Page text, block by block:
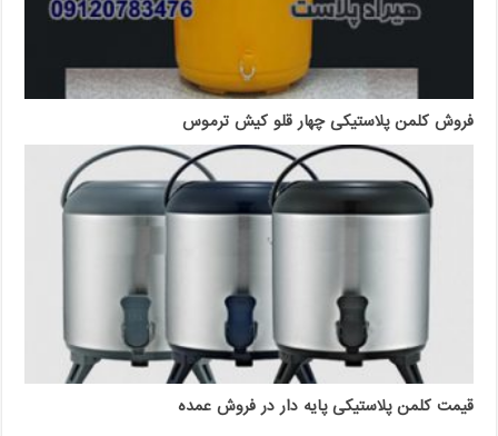
فروش کلمن پلاستیکی چهار قلو کیش ترموس
قیمت کلمن پلاستیکی پایه دار در فروش عمده